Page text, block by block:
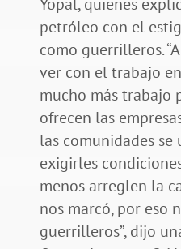
petróleo con el
como guerrilleros.
ver con el trabajo
mucho más trabajo
ofrecen las
las comunidades se
exigirles
menos arreglen la
nos marcó, por eso
guerrilleros”, dijo